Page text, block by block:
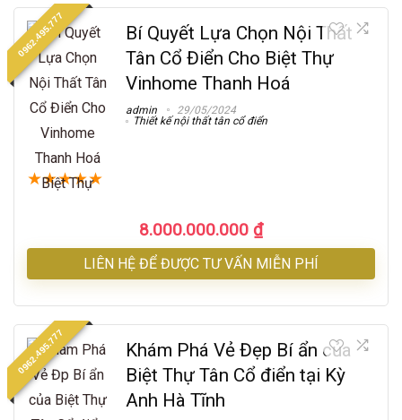
0962.495.777
Bí Quyết Lựa Chọn Nội Thất
Tân Cổ Điển Cho Biệt Thự
Vinhome Thanh Hoá
admin
29/05/2024
Thiết kế nội thất tân cổ điển
★★★★★
8.000.000.000 ₫
LIÊN HỆ ĐỂ ĐƯỢC TƯ VẤN MIỄN PHÍ
0962.495.777
Khám Phá Vẻ Đẹp Bí ẩn của
Biệt Thự Tân Cổ điển tại Kỳ
Anh Hà Tĩnh